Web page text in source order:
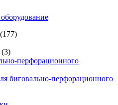
(177)
(3)
перфорационного
биговально-перфорационного